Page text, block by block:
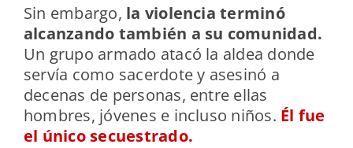
Sin embargo, la violencia terminó
alcanzando también a su comunidad.
Un grupo armado atacó la aldea donde
servía como sacerdote y asesinó a
decenas de personas, entre ellas
hombres, jóvenes e incluso niños. Él fue
el único secuestrado.